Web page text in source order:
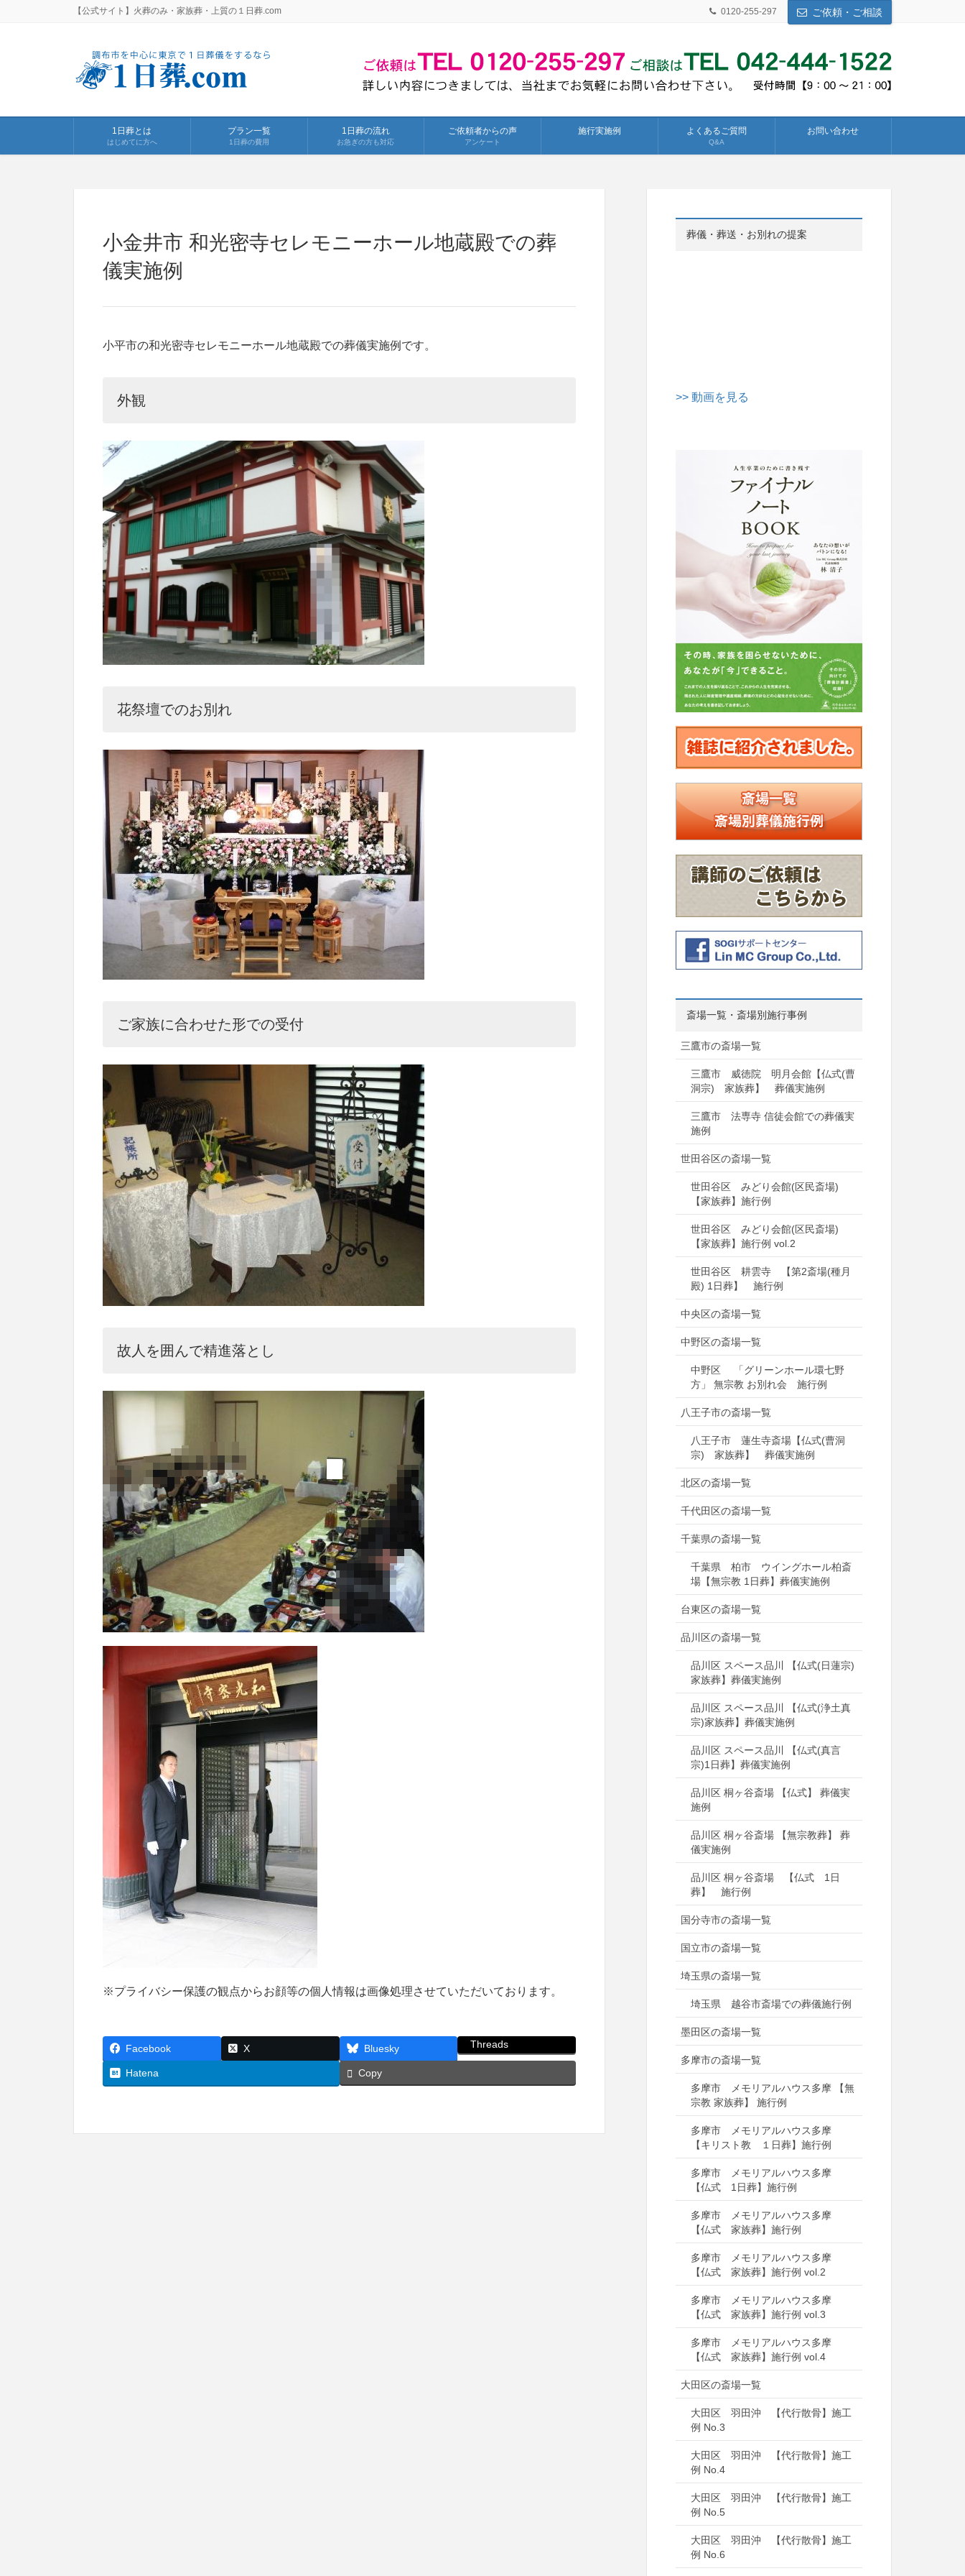
【公式サイト】火葬のみ・家族葬・上質の１日葬.com 0120-255-297 ご依頼・ご相談
1日葬とは
はじめてに方へ
プラン一覧
1日葬の費用
1日葬の流れ
お急ぎの方も対応
ご依頼者からの声
アンケート
施行実施例 よくあるご質問
Q&A
お問い合わせ
小金井市 和光密寺セレモニーホール地蔵殿での葬
儀実施例
小平市の和光密寺セレモニーホール地蔵殿での葬儀実施例です。
外観
花祭壇でのお別れ
ご家族に合わせた形での受付
故人を囲んで精進落とし
※プライバシー保護の観点からお顔等の個人情報は画像処理させていただいております。
Facebook X Bluesky Threads
Hatena Copy
葬儀・葬送・お別れの提案
>> 動画を見る
斎場一覧・斎場別施行事例
三鷹市の斎場一覧
三鷹市 威徳院 明月会館【仏式(曹
洞宗) 家族葬】 葬儀実施例
三鷹市 法専寺 信徒会館での葬儀実
施例
世田谷区の斎場一覧
世田谷区 みどり会館(区民斎場)
【家族葬】施行例
世田谷区 みどり会館(区民斎場)
【家族葬】施行例 vol.2
世田谷区 耕雲寺 【第2斎場(種月
殿) 1日葬】 施行例
中央区の斎場一覧
中野区の斎場一覧
中野区 「グリーンホール環七野
方」 無宗教 お別れ会 施行例
八王子市の斎場一覧
八王子市 蓮生寺斎場【仏式(曹洞
宗) 家族葬】 葬儀実施例
北区の斎場一覧
千代田区の斎場一覧
千葉県の斎場一覧
千葉県 柏市 ウイングホール柏斎
場【無宗教 1日葬】葬儀実施例
台東区の斎場一覧
品川区の斎場一覧
品川区 スペース品川 【仏式(日蓮宗)
家族葬】葬儀実施例
品川区 スペース品川 【仏式(浄土真
宗)家族葬】葬儀実施例
品川区 スペース品川 【仏式(真言
宗)1日葬】葬儀実施例
品川区 桐ヶ谷斎場 【仏式】 葬儀実
施例
品川区 桐ヶ谷斎場 【無宗教葬】 葬
儀実施例
品川区 桐ヶ谷斎場 【仏式 1日
葬】 施行例
国分寺市の斎場一覧
国立市の斎場一覧
埼玉県の斎場一覧
埼玉県 越谷市斎場での葬儀施行例
墨田区の斎場一覧
多摩市の斎場一覧
多摩市 メモリアルハウス多摩 【無
宗教 家族葬】 施行例
多摩市 メモリアルハウス多摩
【キリスト教 １日葬】施行例
多摩市 メモリアルハウス多摩
【仏式 1日葬】施行例
多摩市 メモリアルハウス多摩
【仏式 家族葬】施行例
多摩市 メモリアルハウス多摩
【仏式 家族葬】施行例 vol.2
多摩市 メモリアルハウス多摩
【仏式 家族葬】施行例 vol.3
多摩市 メモリアルハウス多摩
【仏式 家族葬】施行例 vol.4
大田区の斎場一覧
大田区 羽田沖 【代行散骨】施工
例 No.3
大田区 羽田沖 【代行散骨】施工
例 No.4
大田区 羽田沖 【代行散骨】施工
例 No.5
大田区 羽田沖 【代行散骨】施工
例 No.6